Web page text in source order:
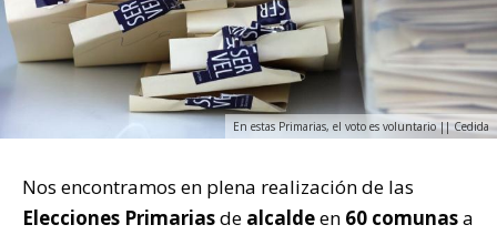
En estas Primarias, el voto es voluntario || Cedida
Nos encontramos en plena realización de las
Elecciones Primariasde alcaldeen 60 comunasa